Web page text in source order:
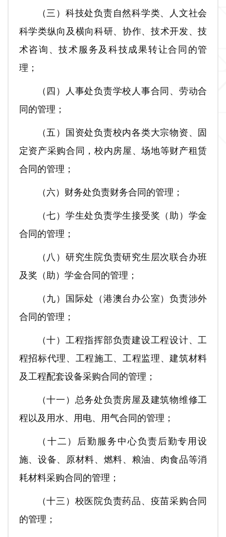
（三）科技处负责自然科学类、人文社会
科学类纵向及横向科研、协作、技术开发、技
术咨询、技术服务及科技成果转让合同的管
理；
（四）人事处负责学校人事合同、劳动合
同的管理；
（五）国资处负责校内各类大宗物资、固
定资产采购合同，校内房屋、场地等财产租赁
合同的管理；
（六）财务处负责财务合同的管理；
（七）学生处负责学生接受奖（助）学金
合同的管理；
（八）研究生院负责研究生层次联合办班
及奖（助）学金合同的管理；
（九）国际处（港澳台办公室）负责涉外
合同的管理；
（十）工程指挥部负责建设工程设计、工
程招标代理、工程施工、工程监理、建筑材料
及工程配套设备采购合同的管理；
（十一）总务处负责房屋及建筑物维修工
程以及用水、用电、用气合同的管理；
（十二）后勤服务中心负责后勤专用设
施、设备、原材料、燃料、粮油、肉食品等消
耗材料采购合同的管理；
（十三）校医院负责药品、疫苗采购合同
的管理；